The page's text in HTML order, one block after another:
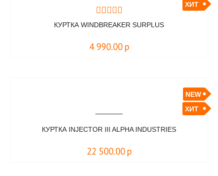
ХИТ
КУРТКА WINDBREAKER SURPLUS
4 990.00 р
NEW
ХИТ
КУРТКА INJECTOR III ALPHA INDUSTRIES
22 500.00 р